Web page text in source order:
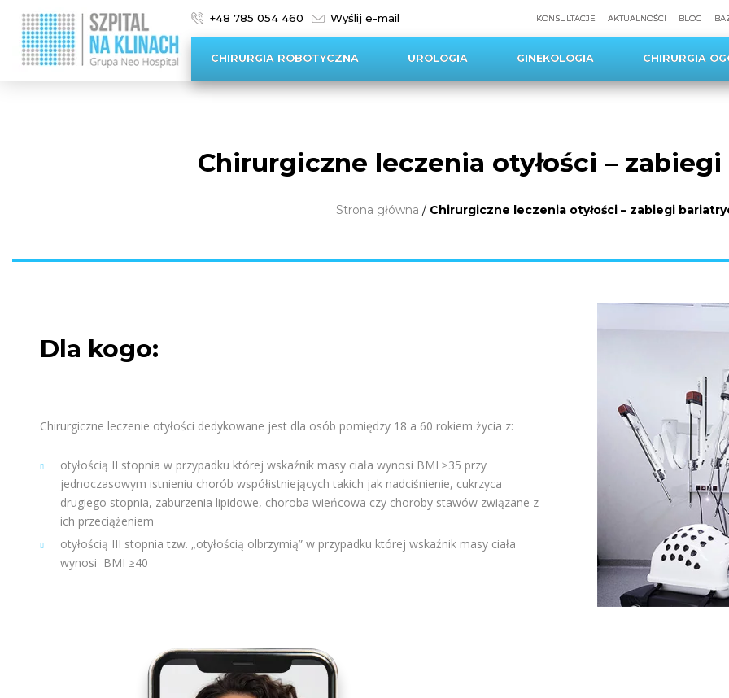
+48 785 054 460 Wyślij e-mail KONSULTACJE AKTUALNOŚCI BLOG
CHIRURGIA ROBOTYCZNA UROLOGIA GINEKOLOGIA CHIRURGIA
Chirurgiczne leczenia otyłości –
Strona główna / Chirurgiczne leczenia otyłości – zabiegi
Dla kogo:
Chirurgiczne leczenie otyłości dedykowane jest dla osób pomiędzy 18 a 60 rokiem życia z:
otyłością II stopnia w przypadku której wskaźnik masy ciała wynosi BMI ≥35 przy
jednoczasowym istnieniu chorób współistniejących takich jak nadciśnienie, cukrzyca
drugiego stopnia, zaburzenia lipidowe, choroba wieńcowa czy choroby stawów związane z
ich przeciążeniem
otyłością III stopnia tzw. „otyłością olbrzymią” w przypadku której wskaźnik masy ciała
wynosi BMI ≥40